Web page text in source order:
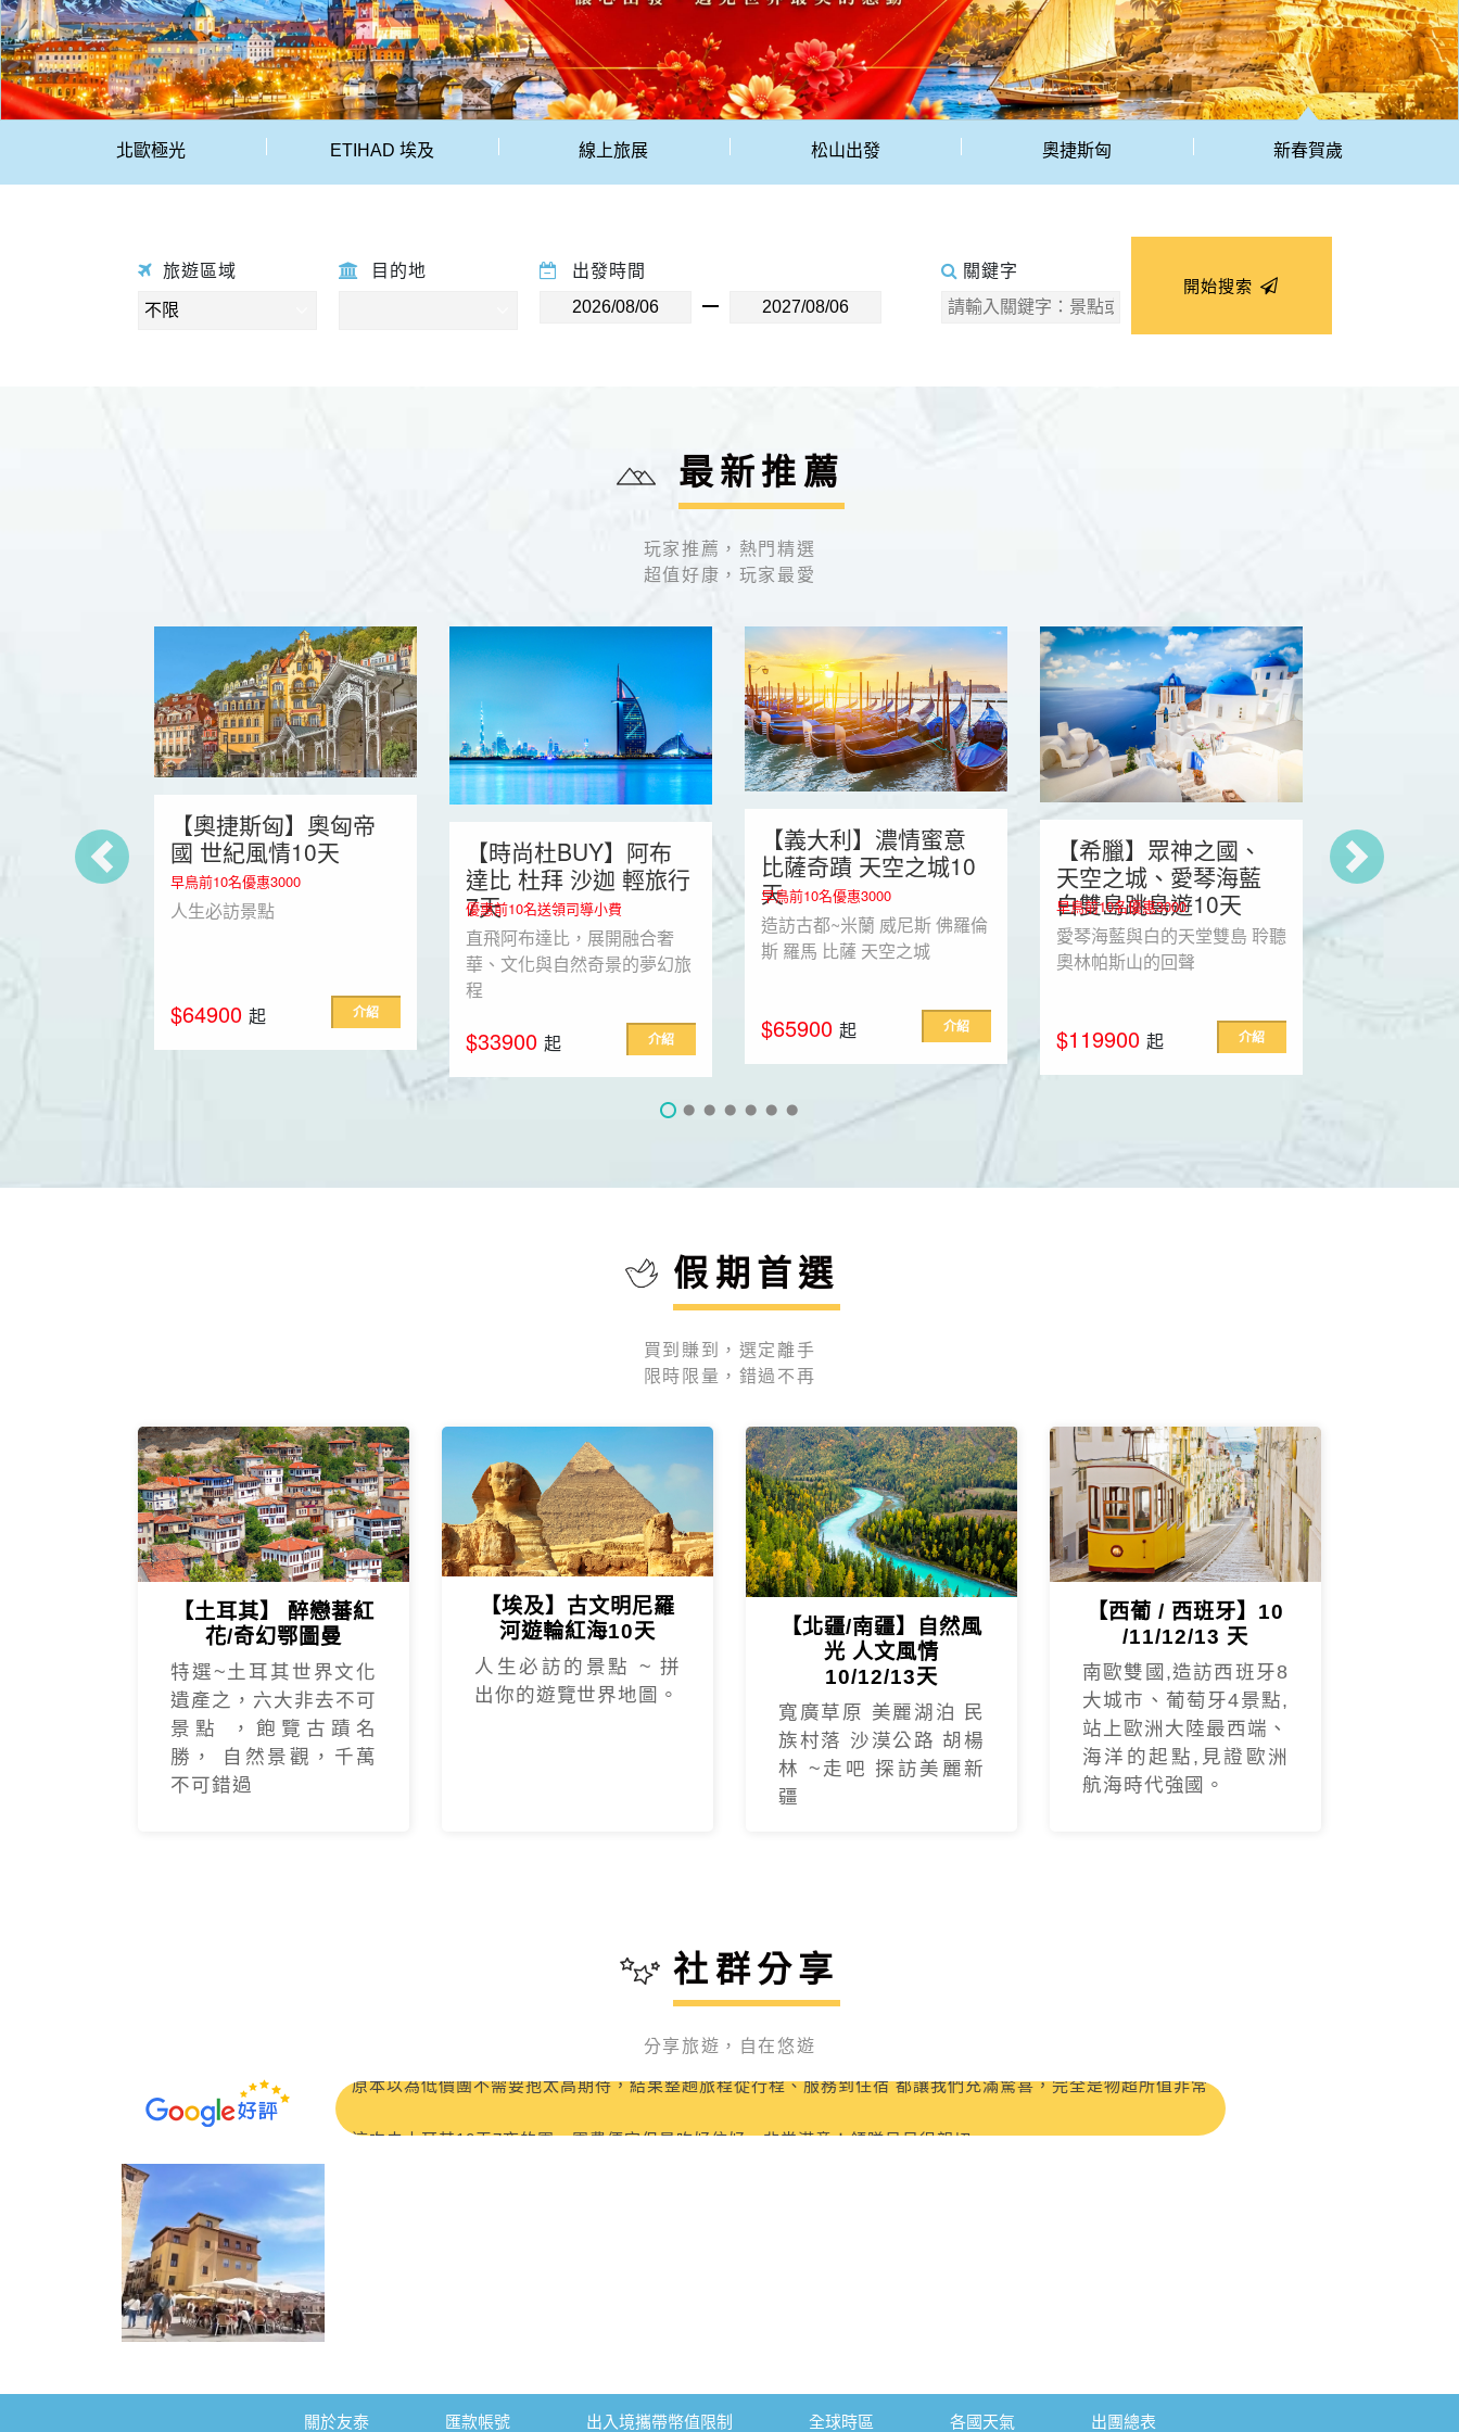
北歐極光 ETIHAD 埃及 線上旅展 松山出發 奧捷斯匈 新春賀歲
旅遊區域 目的地 出發時間
關鍵字
開始搜索
最新推薦
玩家推薦，熱門精選
超值好康，玩家最愛
【奧捷斯匈】奧匈帝
國 世紀風情10天
早鳥前10名優惠3000
人生必訪景點
$64900 起 介紹
【時尚杜BUY】阿布
達比 杜拜 沙迦 輕旅行
7天
優惠前10名送領司導小費
直飛阿布達比，展開融合奢
華、文化與自然奇景的夢幻旅
程
$33900 起 介紹
【義大利】濃情蜜意
比薩奇蹟 天空之城10
天
早鳥前10名優惠3000
造訪古都~米蘭 威尼斯 佛羅倫
斯 羅馬 比薩 天空之城
$65900 起 介紹
【希臘】眾神之國、
天空之城、愛琴海藍
白雙島跳島遊10天
早鳥前10名優惠3000
愛琴海藍與白的天堂雙島 聆聽
奧林帕斯山的回聲
$119900 起 介紹
【克斯】
秘十六湖
天
早鳥前10名優惠
歐洲綠色寶
假期首選
買到賺到，選定離手
限時限量，錯過不再
【土耳其】 醉戀蕃紅
花/奇幻鄂圖曼
特選~土耳其世界文化
遺產之，六大非去不可
景點 ，飽覽古蹟名
勝， 自然景觀，千萬
不可錯過
【埃及】古文明尼羅
河遊輪紅海10天
人生必訪的景點 ~ 拼
出你的遊覽世界地圖。
【北疆/南疆】自然風
光 人文風情
10/12/13天
寬廣草原 美麗湖泊 民
族村落 沙漠公路 胡楊
林 ~走吧 探訪美麗新
疆
【西葡 / 西班牙】10
/11/12/13 天
南歐雙國,造訪西班牙8
大城市、葡萄牙4景點,
站上歐洲大陸最西端、
海洋的起點,見證歐洲
航海時代強國。
社群分享
分享旅遊，自在悠遊
這次參加 友泰【快閃東歐】奧捷斯匈 東歐七大名城10天，CP值很高，旅程風景很美麗，吃住也都符合預
期，特別推薦領隊：蘇浤洧
這趟CP值超高的土耳其之旅吃得好住得好，開心的笑..開心的買.開心的刷刷刷....土耳其景點豐富，專業的領隊正
得及當地超帥的導遊 John，詳細的介紹特殊的景色歷史及文化，加深認識土耳其國家
友泰旅遊團費優勢在於，設立自費行程讓大家挑選，非常人性化！《🇹🇷土耳其10日遊》 🌟- 極推導遊：
第一次參加友泰旅行的土耳其的團，很幸運的遇到一位很棒的領隊彭天明
#友泰旅行社的行程CP值超高參加4/27的土耳其之旅 領隊高大哥專業的帶領與貼心安排
原本以為低價團不需要抱太高期待，結果整趟旅程從行程、服務到住宿 都讓我們充滿驚喜，完全是物超所值非常
關於友泰 匯款帳號 出入境攜帶幣值限制 全球時區 各國天氣 出團總表